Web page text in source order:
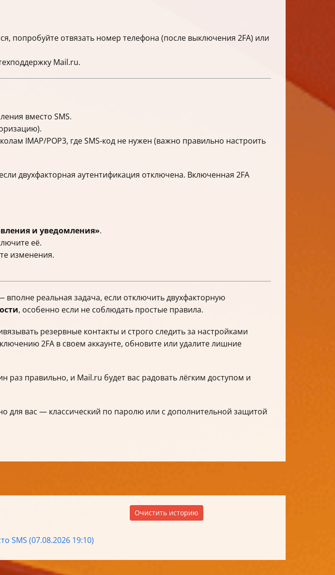
попробуйте отвязать номер телефона (после выключения 2FA) или
Mail.ru.
вместо SMS.
IMAP/POP3, где SMS-код не нужен (важно правильно настроить
двухфакторная аутентификация отключена. Включенная 2FA
и уведомления».
её.
изменения.
вполне реальная задача, если отключить двухфакторную
, особенно если не соблюдать простые правила.
резервные контакты и строго следить за настройками
2FA в своем аккаунте, обновите или удалите лишние
правильно, и Mail.ru будет вас радовать лёгким доступом и
для вас — классический по паролю или с дополнительной защитой
Очистить историю
SMS (07.08.2026 19:10)